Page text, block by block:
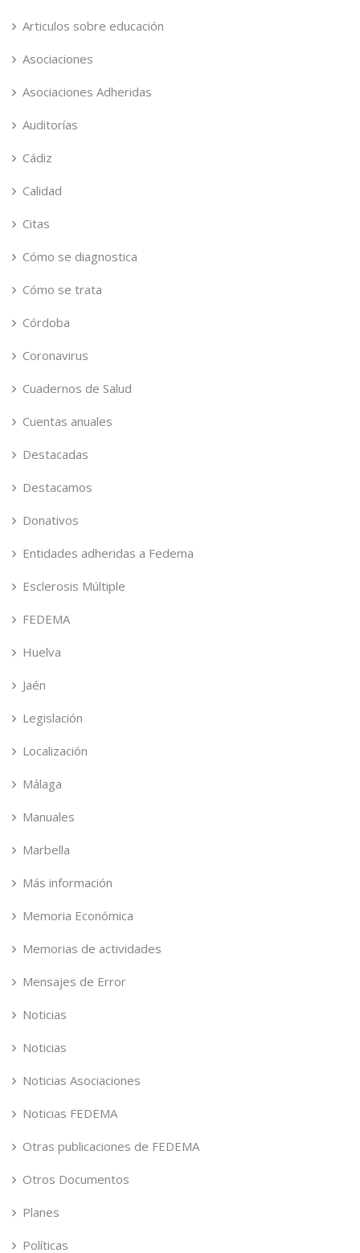
Articulos sobre educación
Asociaciones
Asociaciones Adheridas
Auditorías
Cádiz
Calidad
Citas
Cómo se diagnostica
Cómo se trata
Córdoba
Coronavirus
Cuadernos de Salud
Cuentas anuales
Destacadas
Destacamos
Donativos
Entidades adheridas a Fedema
Esclerosis Múltiple
FEDEMA
Huelva
Jaén
Legislación
Localización
Málaga
Manuales
Marbella
Más información
Memoria Económica
Memorias de actividades
Mensajes de Error
Noticias
Noticias
Noticias Asociaciones
Noticias FEDEMA
Otras publicaciones de FEDEMA
Otros Documentos
Planes
Políticas